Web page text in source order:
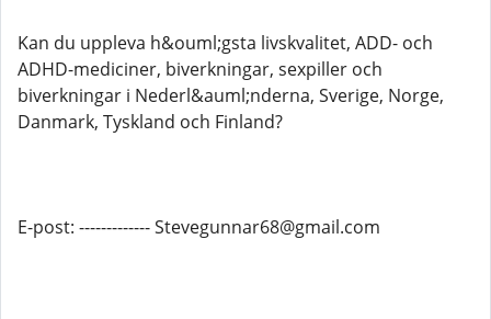
Kan du uppleva h&ouml;gsta livskvalitet, ADD- och
ADHD-mediciner, biverkningar, sexpiller och
biverkningar i Nederl&auml;nderna, Sverige, Norge,
Danmark, Tyskland och Finland?
E-post: ------------- Stevegunnar68@gmail.com